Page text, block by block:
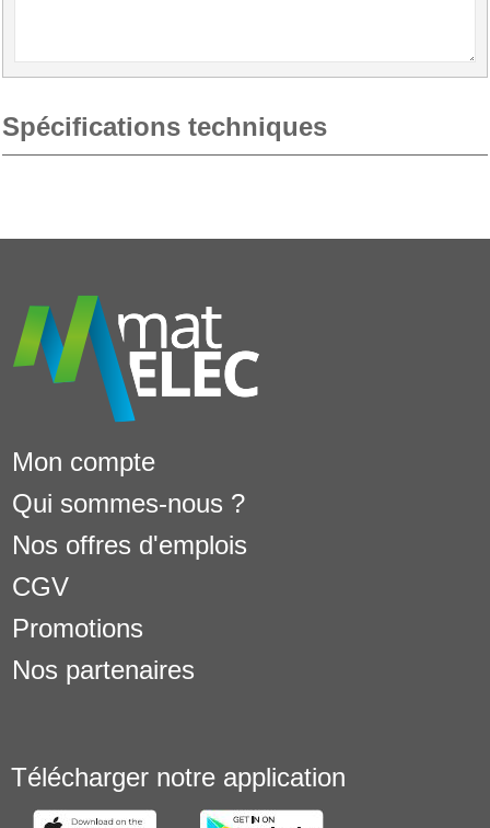
Spécifications techniques
Mon compte
Qui sommes-nous ?
Nos offres d'emplois
CGV
Promotions
Nos partenaires
Télécharger notre application